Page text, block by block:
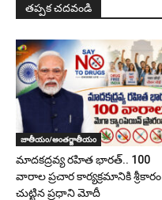
తప్పక చదవండి
జాతీయం/అంతర్జాతీయం
మాదకద్రవ్య రహిత భారత్.. 100
వారాల ప్రచార కార్యక్రమానికి శ్రీకారం
చుట్టిన ప్రధాని మోదీ